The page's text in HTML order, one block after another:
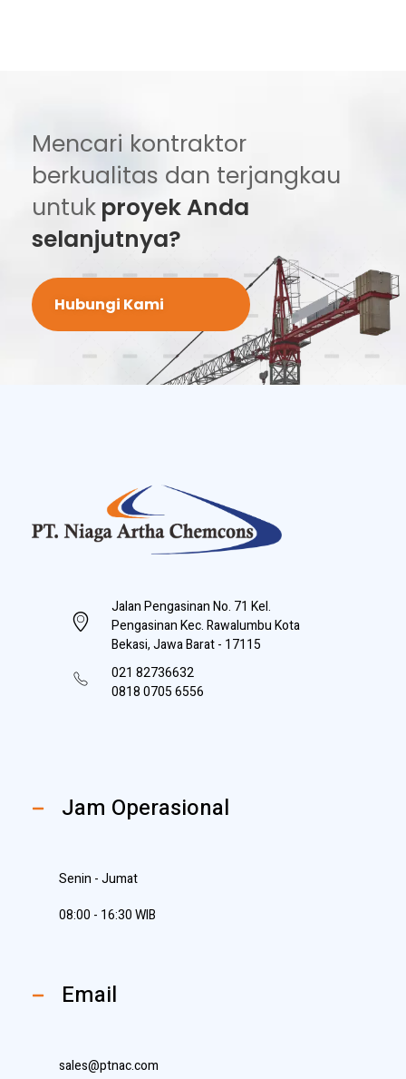
Mencari kontraktor
berkualitas dan terjangkau
untuk proyek Anda
selanjutnya?
Hubungi Kami
Jalan Pengasinan No. 71 Kel.
Pengasinan Kec. Rawalumbu Kota
Bekasi, Jawa Barat - 17115
021 82736632
0818 0705 6556
Jam Operasional
Senin - Jumat
08:00 - 16:30 WIB
Email
sales@ptnac.com